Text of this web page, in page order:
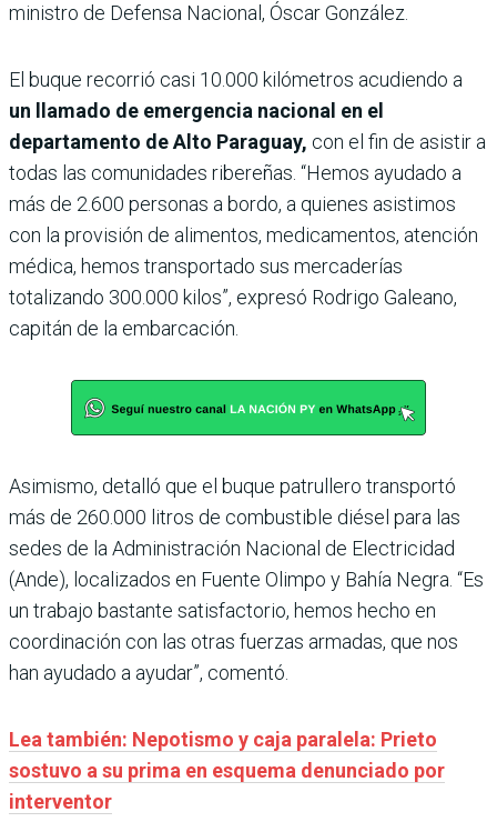
ministro de Defensa Nacional, Óscar González.
El buque recorrió casi 10.000 kilómetros acudiendo a
un llamado de emergencia nacional en el
departamento de Alto Paraguay, con el fin de asistir a
todas las comunidades ribereñas. “Hemos ayudado a
más de 2.600 personas a bordo, a quienes asistimos
con la provisión de alimentos, medicamentos, atención
médica, hemos transportado sus mercaderías
totalizando 300.000 kilos”, expresó Rodrigo Galeano,
capitán de la embarcación.
Asimismo, detalló que el buque patrullero transportó
más de 260.000 litros de combustible diésel para las
sedes de la Administración Nacional de Electricidad
(Ande), localizados en Fuente Olimpo y Bahía Negra. “Es
un trabajo bastante satisfactorio, hemos hecho en
coordinación con las otras fuerzas armadas, que nos
han ayudado a ayudar”, comentó.
Lea también: Nepotismo y caja paralela: Prieto
sostuvo a su prima en esquema denunciado por
interventor